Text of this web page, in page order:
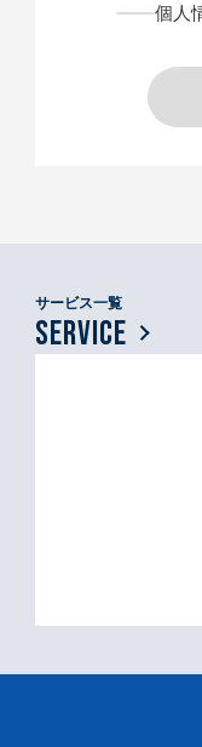
個人
サービス一覧
SERVICE